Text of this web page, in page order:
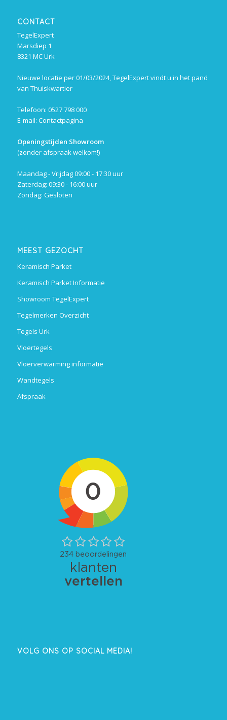
CONTACT
TegelExpert
Marsdiep 1
8321 MC Urk
Nieuwe locatie per 01/03/2024, TegelExpert vindt u in het pand
van Thuiskwartier
Telefoon: 0527 798 000
E-mail: Contactpagina
Openingstijden Showroom
(zonder afspraak welkom!)
Maandag - Vrijdag 09:00 - 17:30 uur
Zaterdag: 09:30 - 16:00 uur
Zondag: Gesloten
MEEST GEZOCHT
Keramisch Parket
Keramisch Parket Informatie
Showroom TegelExpert
Tegelmerken Overzicht
Tegels Urk
Vloertegels
Vloerverwarming informatie
Wandtegels
Afspraak
VOLG ONS OP SOCIAL MEDIA!